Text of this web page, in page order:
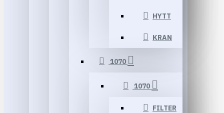
HYTT
KRAN
1070
1070
FILTER